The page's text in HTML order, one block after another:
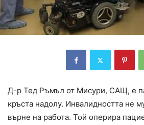
Д-р Тед Ръмъл от Мисури, САЩ, е
кръста надолу. Инвалидността не
върне на работа. Той оперира